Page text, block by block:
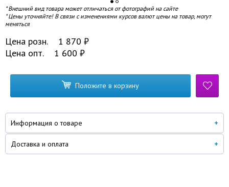
* Внешний вид товара может отличаться от фотографий на сайте
* Цены уточняйте! В связи с изменениями курсов валют цены на товар, могут
меняться
Цена розн. 1 870 ₽
Цена опт.
1 600 ₽
Положите в корзину
Информация о товаре
Доставка и оплата